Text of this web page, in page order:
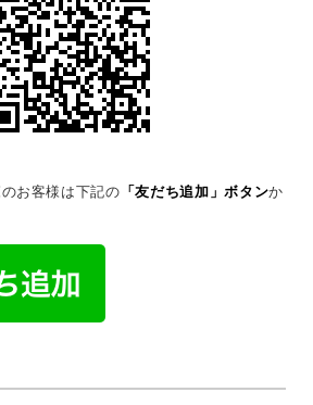
お客様は下記の 「友だち追加」ボタンか